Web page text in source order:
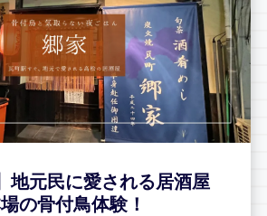
地元民に愛される居酒屋
の骨付鳥体験！